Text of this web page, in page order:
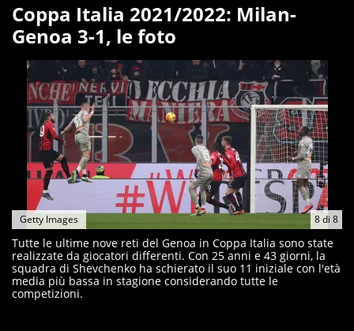
Coppa Italia 2021/2022: Milan-
Genoa 3-1, le foto
8di 8
Getty Images
Tutte le ultime nove reti del Genoa in Coppa Italia sono state
realizzate da giocatori differenti. Con 25 anni e 43 giorni, la
squadra di Shevchenko ha schierato il suo 11 iniziale con l'età
media più bassa in stagione considerando tutte le
competizioni.